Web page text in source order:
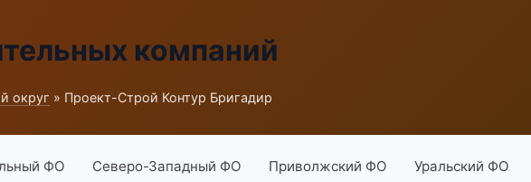
компаний
округ » Проект-Строй Контур Бригадир
ФО Северо-Западный ФО Приволжский ФО Уральский ФО